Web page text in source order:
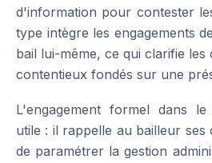
d'information pour contester
type intègre les engagements
bail lui-même, ce qui clarifie les
contentieux fondés sur une
L'engagement formel dans
utile : il rappelle au bailleur ses
de paramétrer la gestion